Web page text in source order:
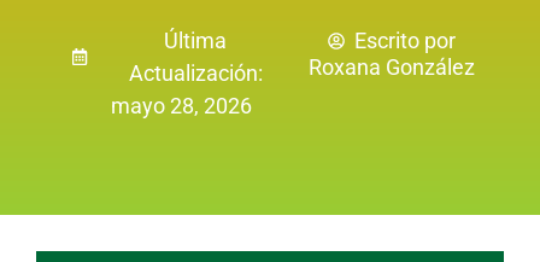
Última
Actualización:
mayo 28, 2026
Escrito por
Roxana González